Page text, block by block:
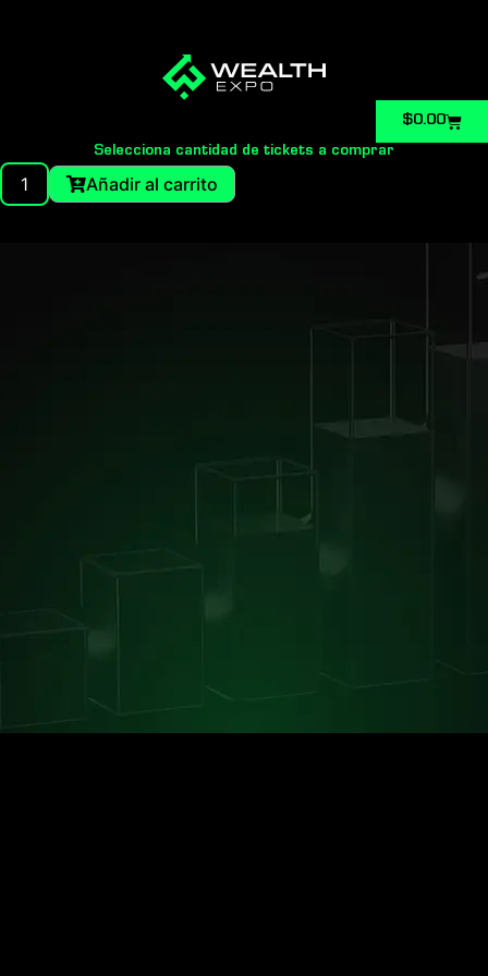
$0.00
Selecciona cantidad de tickets a comprar
VIP
ticket
Añadir al carrito